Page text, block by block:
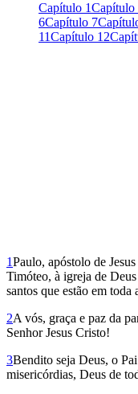
Capítulo 1Capítulo
6Capítulo 7
11Capítulo 12
1Paulo, apóstolo de
Timóteo, à igreja de
santos que estão em toda
2A vós, graça e paz da
Senhor Jesus Cristo!
3Bendito seja Deus, o
miseri­córdias, Deus de